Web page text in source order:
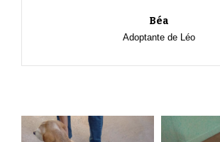
Béa
Adoptante de Léo